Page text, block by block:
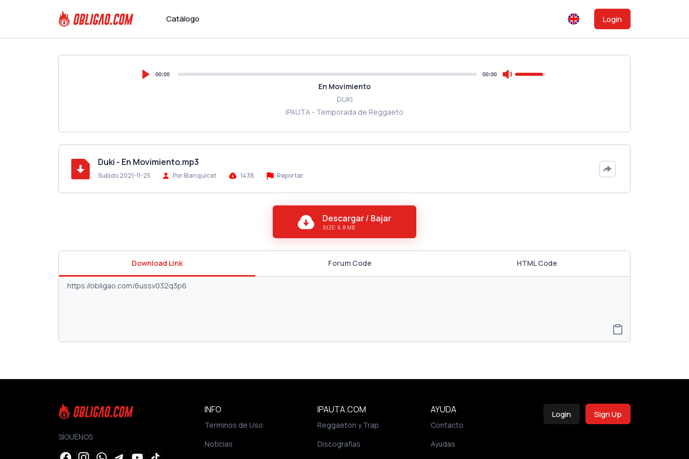
Catálogo Login
00:00 00:00
En Movimiento
DUKI
IPAUTA - Temporada de Reggaeto
Duki - En Movimiento.mp3
Subido 2021-11-25 Por Blanquicet 1438 Reportar
Descargar / Bajar
SIZE: 6.8 MB
Download Link Forum Code HTML Code
SÍGUENOS
INFO
Terminos de Uso
Noticias
IPAUTA.COM
Reggaeton y Trap
Discografías
AYUDA
Contacto
Ayudas
Login Sign Up